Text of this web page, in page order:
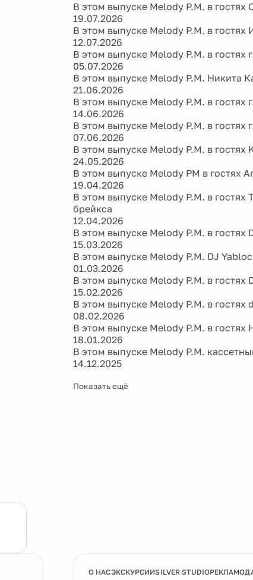
В этом выпуске Melody P.M. в гостях
19.07.2026
В этом выпуске Melody P.M. в
12.07.2026
В этом выпуске Melody P.M. в гостях
05.07.2026
В этом выпуске Melody P.M. Никита
21.06.2026
В этом выпуске Melody P.M. в гостях
14.06.2026
В этом выпуске Melody P.M. в гостях
07.06.2026
В этом выпуске Melody P.M. в гостях
24.05.2026
В этом выпуске Melody PM в гостях
19.04.2026
В этом выпуске Melody P.M. в
брейкса
12.04.2026
В этом выпуске Melody P.M. в гостях
15.03.2026
В этом выпуске Melody P.M. DJ
01.03.2026
В этом выпуске Melody P.M. в гостях
15.02.2026
В этом выпуске Melody P.M. в гостях
08.02.2026
В этом выпуске Melody P.M. в гостях
18.01.2026
В этом выпуске Melody P.M.
14.12.2025
Показать ещё
О НАСЭКСКУРСИИSILVER STUDIO